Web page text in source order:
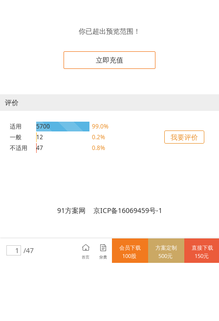
你已超出预览范围！
立即充值
评价
适用 5700
99.0%
一般
12
0.2%
不适用
47 0.8%
我要评价
91方案网 京ICP备16069459号-1
/47
首页 分类
会员下载
100股
方案定制
500元
直接下载
150元